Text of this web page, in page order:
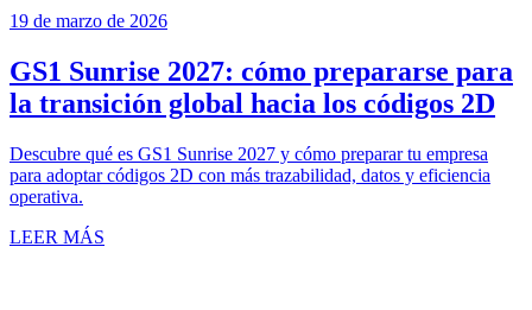
19 de marzo de 2026
GS1 Sunrise 2027: cómo prepararse para
la transición global hacia los códigos 2D
Descubre qué es GS1 Sunrise 2027 y cómo preparar tu empresa
para adoptar códigos 2D con más trazabilidad, datos y eficiencia
operativa.
LEER MÁS